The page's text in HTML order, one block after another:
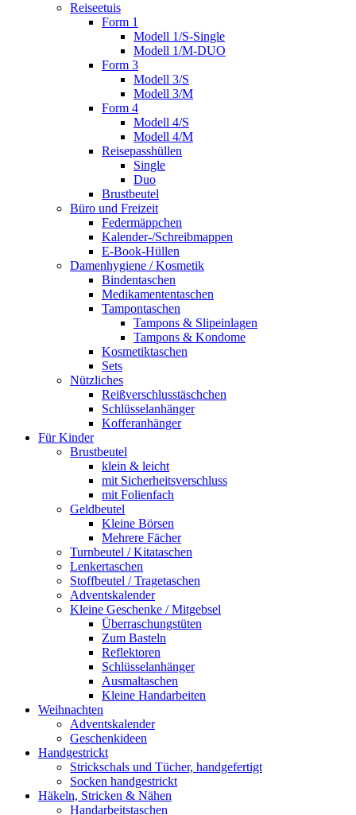
Reiseetuis
Form 1
Modell 1/S-Single
Modell 1/M-DUO
Form 3
Modell 3/S
Modell 3/M
Form 4
Modell 4/S
Modell 4/M
Reisepasshüllen
Single
Duo
Brustbeutel
Büro und Freizeit
Federmäppchen
Kalender-/Schreibmappen
E-Book-Hüllen
Damenhygiene / Kosmetik
Bindentaschen
Medikamententaschen
Tampontaschen
Tampons & Slipeinlagen
Tampons & Kondome
Kosmetiktaschen
Sets
Nützliches
Reißverschlusstäschchen
Schlüsselanhänger
Kofferanhänger
Für Kinder
Brustbeutel
klein & leicht
mit Sicherheitsverschluss
mit Folienfach
Geldbeutel
Kleine Börsen
Mehrere Fächer
Turnbeutel / Kitataschen
Lenkertaschen
Stoffbeutel / Tragetaschen
Adventskalender
Kleine Geschenke / Mitgebsel
Überraschungstüten
Zum Basteln
Reflektoren
Schlüsselanhänger
Ausmaltaschen
Kleine Handarbeiten
Weihnachten
Adventskalender
Geschenkideen
Handgestrickt
Strickschals und Tücher, handgefertigt
Socken handgestrickt
Häkeln, Stricken & Nähen
Handarbeitstaschen